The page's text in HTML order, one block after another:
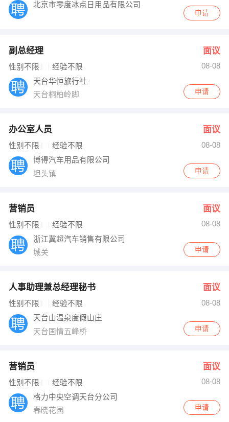
北京市零度冰点日用品有限公司
申请
副总经理 面议
性别不限 经验不限
08-08
天台华恒旅行社
天台桐柏岭脚
申请
办公室人员 面议
性别不限 经验不限
08-08
博得汽车用品有限公司
坦头镇
申请
营销员 面议
性别不限 经验不限
08-08
浙江冀超汽车销售有限公司
城关
申请
人事助理兼总经理秘书 面议
性别不限 经验不限
08-08
天台山温泉度假山庄
天台国情五峰桥
申请
营销员 面议
性别不限 经验不限
08-08
格力中央空调天台分公司
春晓花园
申请